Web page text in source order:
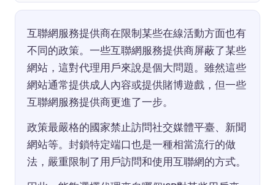
互聯網服務提供商在限制某些在線活動方面也有
不同的政策。一些互聯網服務提供商屏蔽了某些
網站，這對代理用戶來說是個大問題。雖然這些
網站通常提供成人內容或提供賭博遊戲，但一些
互聯網服務提供商更進了一步。
政策最嚴格的國家禁止訪問社交媒體平臺、新聞
網站等。封鎖特定端口也是一種相當流行的做
法，嚴重限制了用戶訪問和使用互聯網的方式。